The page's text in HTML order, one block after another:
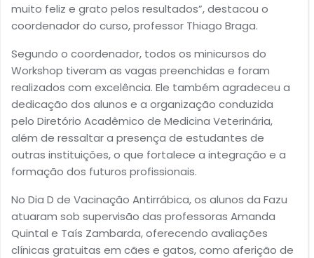
muito feliz e grato pelos resultados”, destacou o
coordenador do curso, professor Thiago Braga.
Segundo o coordenador, todos os minicursos do
Workshop tiveram as vagas preenchidas e foram
realizados com excelência. Ele também agradeceu a
dedicação dos alunos e a organização conduzida
pelo Diretório Acadêmico de Medicina Veterinária,
além de ressaltar a presença de estudantes de
outras instituições, o que fortalece a integração e a
formação dos futuros profissionais.
No Dia D de Vacinação Antirrábica, os alunos da Fazu
atuaram sob supervisão das professoras Amanda
Quintal e Taís Zambarda, oferecendo avaliações
clínicas gratuitas em cães e gatos, como aferição de